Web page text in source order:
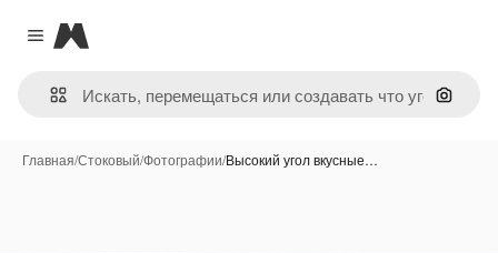
Close menu
Magnific
Поиск
Главная/Стоковый/Фотографии/Высокий угол вкусные…